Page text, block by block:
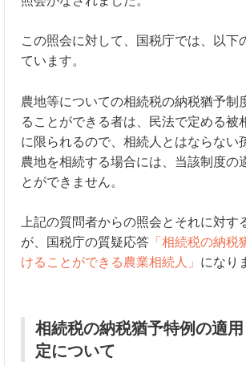
この照会に対して、国税庁では、以下
ています。
農地等についての相続税の納税猶予制
ることができる者は、民法で定める被
に限られるので、相続人とはならない
農地を相続する場合には、当該制度の
とができません。
上記の質問者からの照会とそれに対す
が、国税庁の質疑応答「相続税の納税
けることができる農業相続人」 になり
相続税の納税猶予特例の適
定について